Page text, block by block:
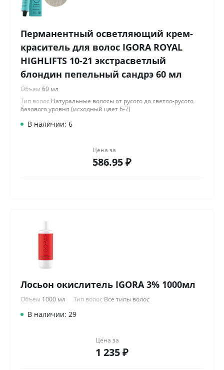
Перманентный осветляющий крем-
краситель для волос IGORA ROYAL
HIGHLIFTS 10-21 экстрасветлый
блондин пепельный сандрэ 60 мл
Объем 60 мл
Тип волос Натуральные волосы от русого до светло-русого
базового уровня (исходный цвет 6-7)
В наличии: 6
Цена за
586.95 ₽
Лосьон окислитель IGORA 3% 1000мл
Объем 1000 мл Тип волос Все типы волос
В наличии: 29
Цена за
1 235 ₽